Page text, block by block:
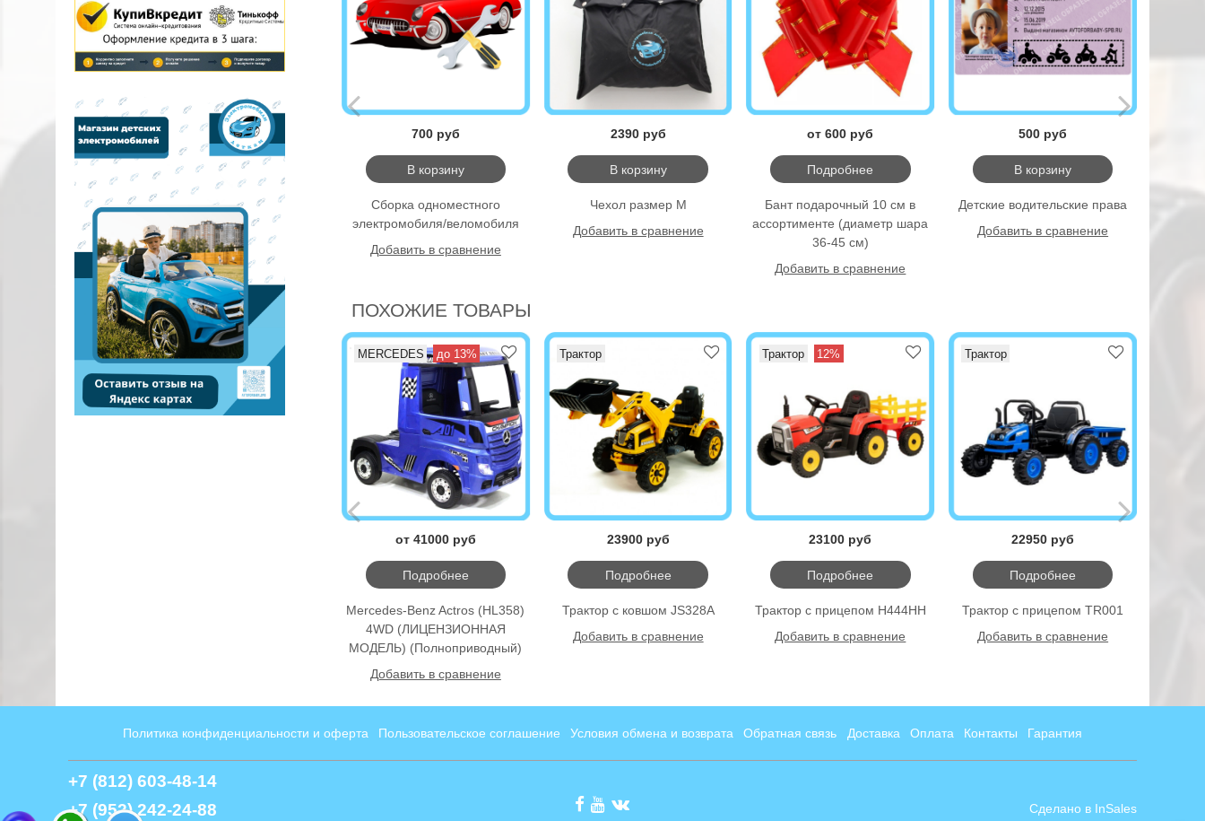
700 руб
В корзину
Сборка одноместного
электромобиля/веломобиля
Добавить в сравнение
2390 руб
В корзину
Чехол размер M
Добавить в сравнение
от 600 руб
Подробнее
Бант подарочный 10 см в
ассортименте (диаметр шара
36-45 см)
Добавить в сравнение
500 руб
В корзину
Детские водительские права
Добавить в сравнение
ПОХОЖИЕ ТОВАРЫ
MERCEDES до 13%
от 41000 руб
Подробнее
Mercedes-Benz Actros (HL358)
4WD (ЛИЦЕНЗИОННАЯ
МОДЕЛЬ) (Полноприводный)
Добавить в сравнение
Трактор
23900 руб
Подробнее
Трактор с ковшом JS328A
Добавить в сравнение
Трактор 12%
23100 руб
Подробнее
Трактор с прицепом H444HH
Добавить в сравнение
Трактор
22950 руб
Подробнее
Трактор с прицепом TR001
Добавить в сравнение
Политика конфиденциальности и оферта Пользовательское соглашение Условия обмена и возврата Обратная связь Доставка Оплата Контакты Гарантия
+7 (812) 603-48-14
+7 (952) 242-24-88
Сделано в InSales